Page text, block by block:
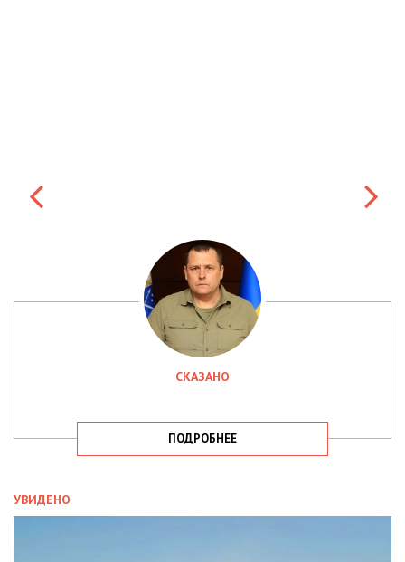
СКАЗАНО
ПОДРОБНЕЕ
УВИДЕНО